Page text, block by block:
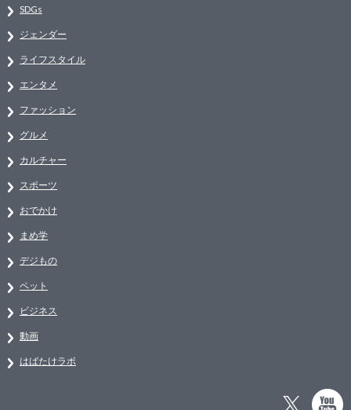
SDGs
ジェンダー
ライフスタイル
エンタメ
ファッション
グルメ
カルチャー
スポーツ
おでかけ
まめ学
デジもの
ペット
ビジネス
動画
はばたけラボ